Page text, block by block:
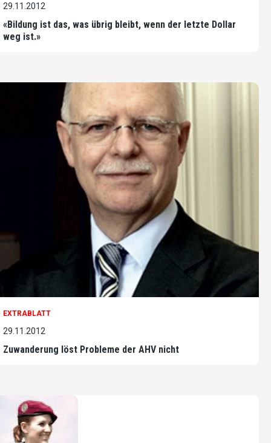
29.11.2012
«Bildung ist das, was übrig bleibt, wenn der letzte Dollar
weg ist.»
EXTRABLATT
29.11.2012
Zuwanderung löst Probleme der AHV nicht